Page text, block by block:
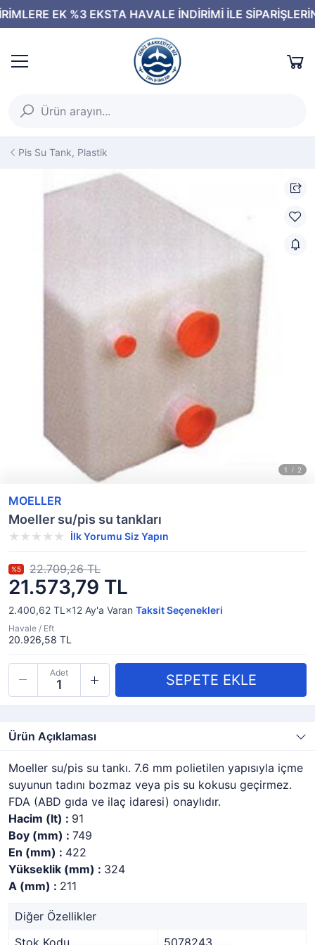
Pis Su Tank, Plastik
MOELLER
Moeller su/pis su tankları
İlk Yorumu Siz Yapın
21.573,79 TL
%5 22.709,26 TL
2.400,62 TL×12 Ay'a Varan Taksit Seçenekleri
Havale / Eft
20.926,58 TL
Adet
Ürün Açıklaması
Moeller su/pis su tankı. 7.6 mm polietilen yapısıyla içme
suyunun tadını bozmaz veya pis su kokusu geçirmez.
FDA (ABD gıda ve ilaç idaresi) onaylıdır.
Hacim (lt) : 91
Boy (mm) : 749
En (mm) : 422
Yükseklik (mm) : 324
A (mm) : 211
Diğer Özellikler
Stok Kodu
5078243